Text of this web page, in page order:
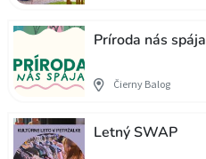
Príroda nás spája
Čierny Balog
Letný SWAP